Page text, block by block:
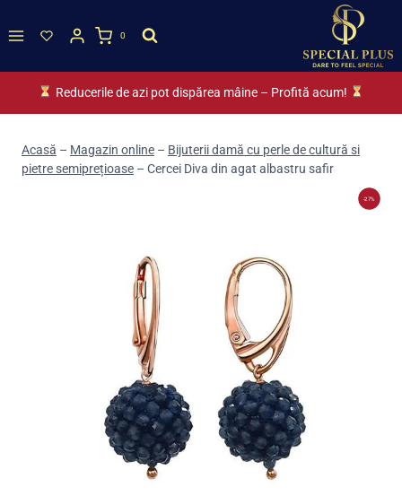
to
0
Reducerile de azi pot dispărea mâine – Profită acum!
Acasă – Magazin online – Bijuterii damă cu perle de cultură si
pietre semiprețioase – Cercei Diva din agat albastru safir
-27%